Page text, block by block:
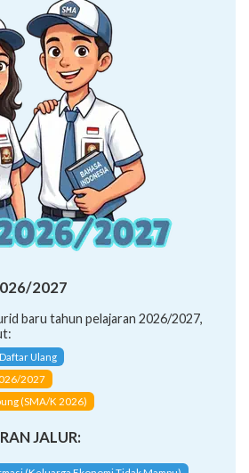
2027
baru tahun pelajaran 2026/2027,
Ulang
2027
(SMA/K 2026)
JALUR: